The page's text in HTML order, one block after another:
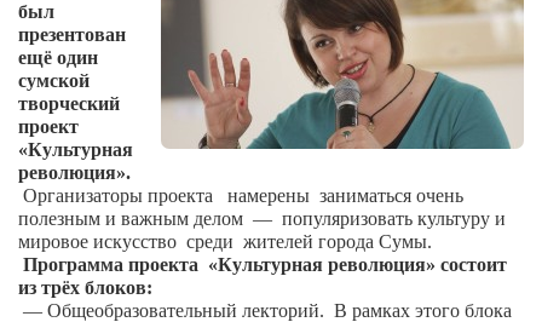
Здоровье
Здоровый образ жизни
Сам себе доктор
Активный отдых
Курьезы
Досье
Арт-менеджеры
Лариса Ильченко
был
презентован
ещё один
сумской
творческий
проект
«Культурная
революция».
Организаторы проекта
намерены заниматься очень
полезным и важным делом — популяризовать культуру и
мировое искусство среди жителей города Сумы.
Программа проекта «Культурная революция» состоит
из трёх блоков:
— Общеобразовательный лекторий. В рамках этого блока